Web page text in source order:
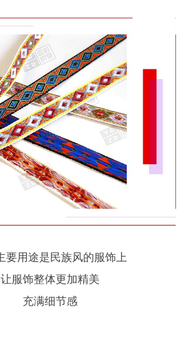
要用途是民族风的服饰上
让服饰整体更加精美
充满细节感